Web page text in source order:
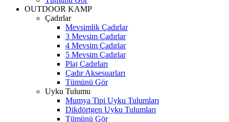
OUTDOOR KAMP
Çadırlar
Mevsimlik Çadırlar
3 Mevsim Çadırlar
4 Mevsim Çadırlar
5 Mevsim Çadırlar
Plaj Çadırları
Çadır Aksesuarları
Tümünü Gör
Uyku Tulumu
Mumya Tipi Uyku Tulumları
Dikdörtgen Uyku Tulumları
Tümünü Gör